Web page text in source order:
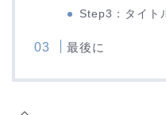
Step3：タイト
最後に